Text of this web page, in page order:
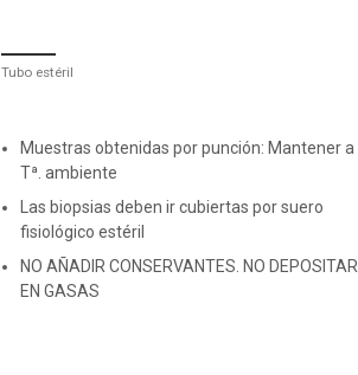
Tubo estéril
Muestras obtenidas por punción: Mantener a
Tª. ambiente
Las biopsias deben ir cubiertas por suero
fisiológico estéril
NO AÑADIR CONSERVANTES. NO DEPOSITAR
EN GASAS